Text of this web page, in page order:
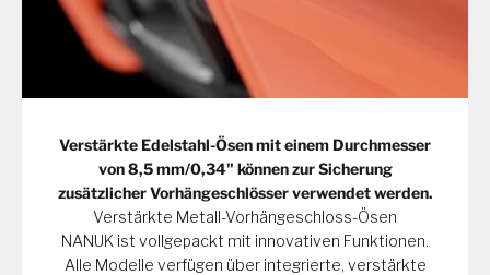
Verstärkte Edelstahl-Ösen mit einem Durchmesser
von 8,5 mm/0,34" können zur Sicherung
zusätzlicher Vorhängeschlösser verwendet werden.
Verstärkte Metall-Vorhängeschloss-Ösen
NANUK ist vollgepackt mit innovativen Funktionen.
Alle Modelle verfügen über integrierte, verstärkte